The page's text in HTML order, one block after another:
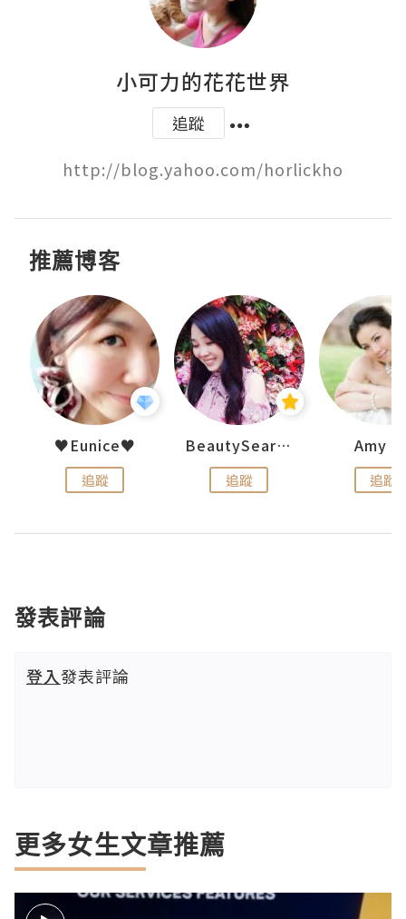
小可力的花花世界
追蹤
http://blog.yahoo.com/horlickho
推薦博客
♥Eunice♥
追蹤
BeautySearch
追蹤
Amy
追蹤
發表評論
登入發表評論
更多女生文章推薦